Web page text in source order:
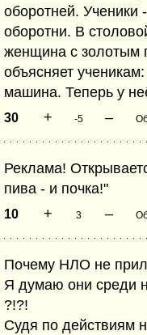
оборотней. Ученики
оборотни. В
женщина с золотым
объясняет
машина. Теперь у
30 + -5 –
Реклама!
пива - и почка!"
10 + 3 –
Почему НЛО не
Я думаю они среди
?!?!
Судя по действиям